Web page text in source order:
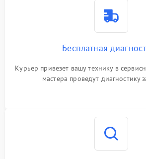
Бесплатная
Курьер привезет вашу технику в
мастера проведут диагностику